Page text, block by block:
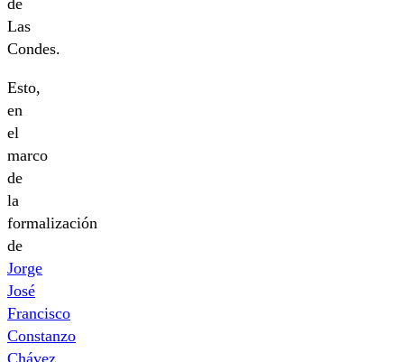
Las
Condes.
Esto,
en
el
marco
de
la
formalización
de
Jorge
José
Francisco
Constanzo
Chávez,